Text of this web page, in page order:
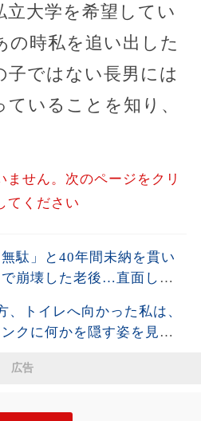
立大学を希望してい
の時私を追い出した
子ではない長男には
いることを知り、
ません。次のページをクリ
てください
駄」と40年間未納を貫い
崩壊した老後…直面した
、トイレへ向かった私は、
クに何かを隠す姿を見て
た――
広告